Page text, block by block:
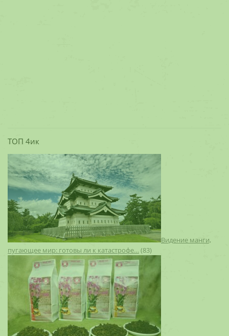
ТОП 4ик
Видение манги,
пугающее мир: готовы ли к катастрофе… (83)